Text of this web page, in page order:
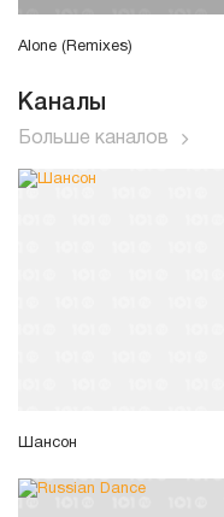
Alone (Remixes)
Каналы
Больше каналов
Шансон